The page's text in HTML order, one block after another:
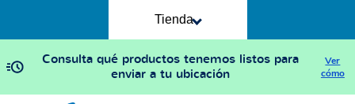
Tienda
Consulta qué productos tenemos listos para
enviar a tu ubicación
Ver
cómo